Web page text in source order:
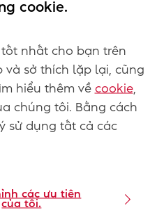
cookie.
nhất cho bạn trên
và sở thích lặp lại, cũng
hiểu thêm về cookie,
chúng tôi. Bằng cách
sử dụng tất cả các
các ưu tiên
của tôi.